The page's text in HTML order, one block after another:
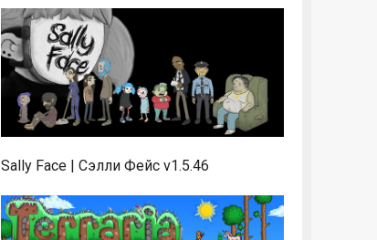
Sally Face | Сэлли Фейс v1.5.46